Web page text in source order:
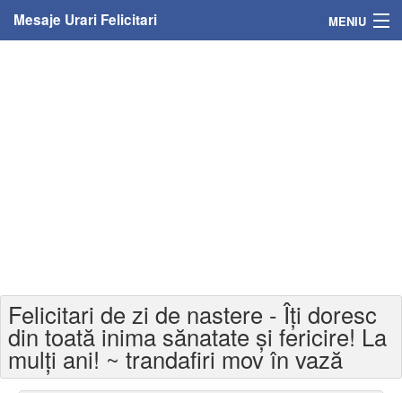
Mesaje Urari Felicitari MENIU
Felicitari varsta
Felicitari zilele anului
Felicitari de zi de nastere - Îți doresc
din toată inima sănatate și fericire! La
mulți ani! ~ trandafiri mov în vază